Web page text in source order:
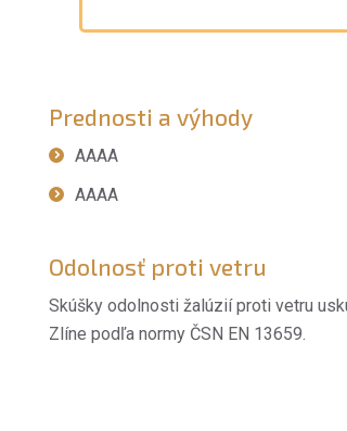
Prednosti a výhody
AAAA
AAAA
Odolnosť proti vetru
Skúšky odolnosti žalúzií proti vetru
Zlíne podľa normy ČSN EN 13659.